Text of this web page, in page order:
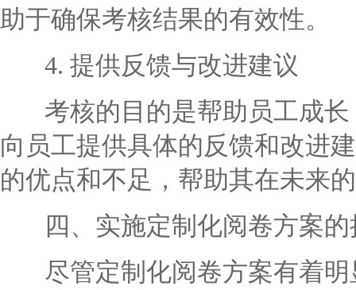
助于确保考核结果的有效性。
4. 提供反馈与改进建议
考核的目的是帮助员工成长
向员工提供具体的反馈和改进
的优点和不足，帮助其在未来
四、实施定制化阅卷方案的
尽管定制化阅卷方案有着明